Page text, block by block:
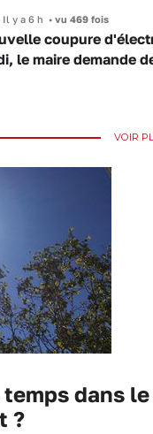
Il y a 6 h •vu 469 fois
coupure
le maire demande
VOIR
temps dans le
?